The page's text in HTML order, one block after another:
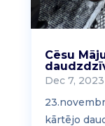
Cēsu
Dec 7, 2023
kārtējo